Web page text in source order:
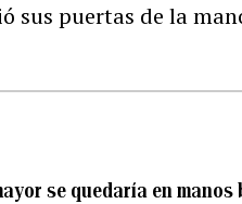
sus puertas de la
se quedaría en manos